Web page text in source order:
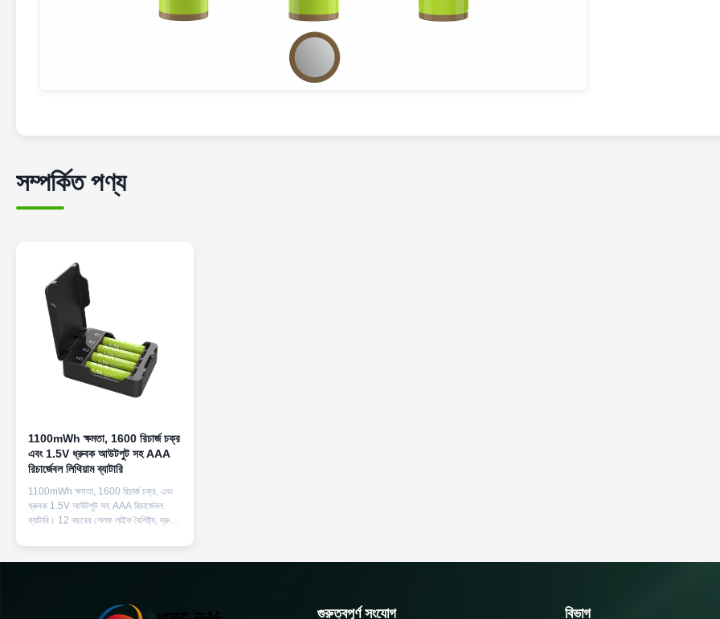
সম্পর্কিত পণ্য
1100mWh ক্ষমতা, 1600 রিচার্জ চক্র
এবং 1.5V ধ্রুবক আউটপুট সহ AAA
রিচার্জেবল লিথিয়াম ব্যাটারি
1100mWh ক্ষমতা, 1600 রিচার্জ চক্র, এবং
ধ্রুবক 1.5V আউটপুট সহ AAA রিচার্জেবল
ব্যাটারি। 12 বছরের শেলফ লাইফ বৈশিষ্ট্য, দ্রুত
জন্য নিষ্পত্তিযোগ্য ব্যাটারির পরিবেশ-বান্ধব বিকল্প
হিসাবে কাজ করে।
গুরুত্বপূর্ণ সংযোগ বিভাগ